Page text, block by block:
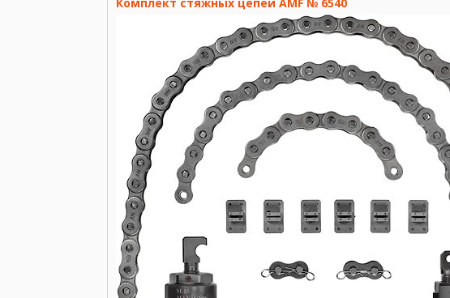
зажима